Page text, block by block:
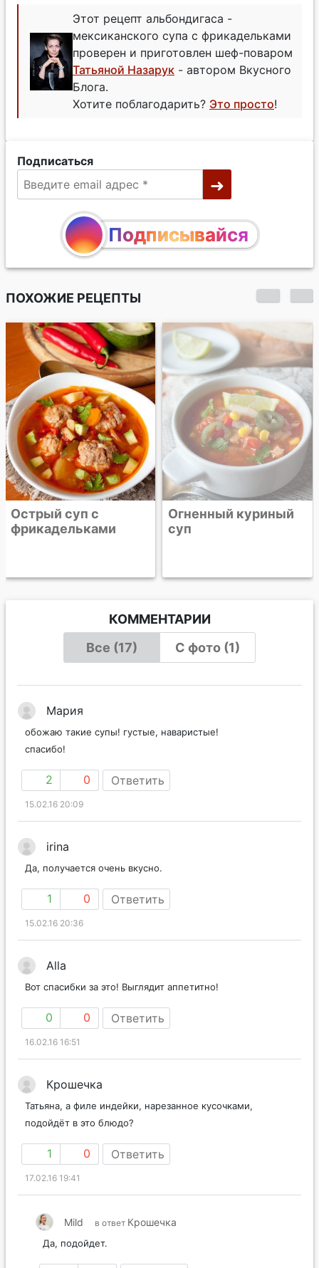
Этот рецепт альбондигаса -
мексиканского супа с фрикадельками
проверен и приготовлен шеф-поваром
Татьяной Назарук - автором Вкусного
Блога.
Хотите поблагодарить? Это просто!
Подписаться
Подписывайся
ПОХОЖИЕ РЕЦЕПТЫ
Острый суп с
фрикадельками
Огненный куриный
суп
КОММЕНТАРИИ
Все (17)
С фото (1)
Мария
обожаю такие супы! густые, наваристые!
спасибо!
2 0 Ответить
15.02.16 20:09
irina
Да, получается очень вкусно.
1 0 Ответить
15.02.16 20:36
Alla
Вот спасибки за это! Выглядит аппетитно!
0 0 Ответить
16.02.16 16:51
Крошечка
Татьяна, а филе индейки, нарезанное кусочками,
подойдёт в это блюдо?
1 0 Ответить
17.02.16 19:41
Mild в ответ Крошечка
Да, подойдет.